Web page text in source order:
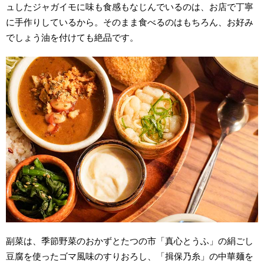
ュしたジャガイモに味も食感もなじんでいるのは、お店で丁寧
に手作りしているから。そのまま食べるのはもちろん、お好み
でしょう油を付けても絶品です。
副菜は、季節野菜のおかずとたつの市「真心とうふ」の絹ごし
豆腐を使ったゴマ風味のすりおろし、「揖保乃糸」の中華麺を